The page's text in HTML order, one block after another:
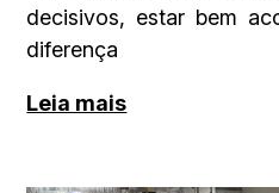
decisivos, estar bem
diferença
Leia mais